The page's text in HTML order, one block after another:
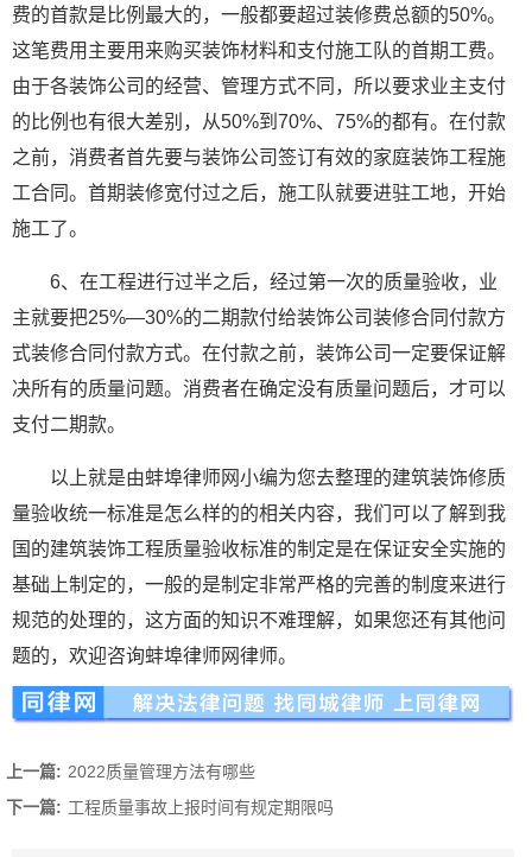
费的首款是比例最大的，一般都要超过装修费总额的50%。
这笔费用主要用来购买装饰材料和支付施工队的首期工费。
由于各装饰公司的经营、管理方式不同，所以要求业主支付
的比例也有很大差别，从50%到70%、75%的都有。在付款
之前，消费者首先要与装饰公司签订有效的家庭装饰工程施
工合同。首期装修宽付过之后，施工队就要进驻工地，开始
施工了。
6、在工程进行过半之后，经过第一次的质量验收，业
主就要把25%—30%的二期款付给装饰公司装修合同付款方
式装修合同付款方式。在付款之前，装饰公司一定要保证解
决所有的质量问题。消费者在确定没有质量问题后，才可以
支付二期款。
以上就是由蚌埠律师网小编为您去整理的建筑装饰修质
量验收统一标准是怎么样的的相关内容，我们可以了解到我
国的建筑装饰工程质量验收标准的制定是在保证安全实施的
基础上制定的，一般的是制定非常严格的完善的制度来进行
规范的处理的，这方面的知识不难理解，如果您还有其他问
题的，欢迎咨询蚌埠律师网律师。
上一篇: 2022质量管理方法有哪些
下一篇: 工程质量事故上报时间有规定期限吗